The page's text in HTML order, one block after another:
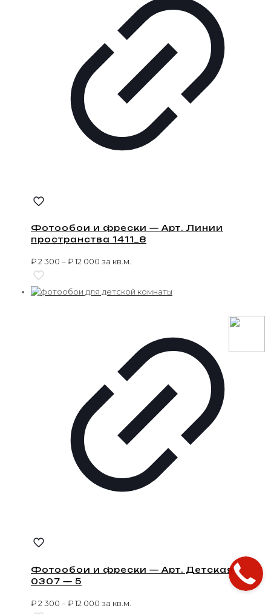
Фотообои и фрески — Арт. Линии
пространства 1411_8
₽2 300 –₽12 000 за кв.м.
Фотообои и фрески — Арт. Детская
0307 — 5
₽2 300 –₽12 000 за кв.м.